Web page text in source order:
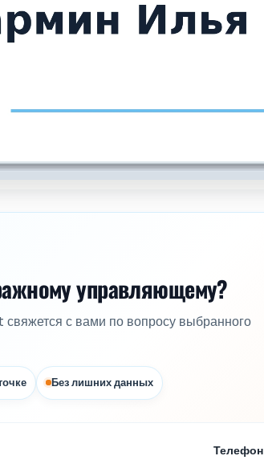
управляющему?
с вами по вопросу выбранного
Без лишних данных
Телефон